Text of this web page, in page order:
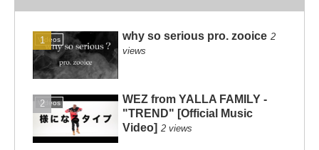
Videos why so serious pro. zooice 2
views
Videos
WEZ from YALLA FAMILY -
"TREND" [Official Music
Video] 2 views